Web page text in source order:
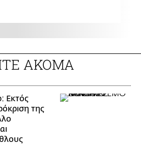
ΑΚΟΜΑ
Εκτός
της